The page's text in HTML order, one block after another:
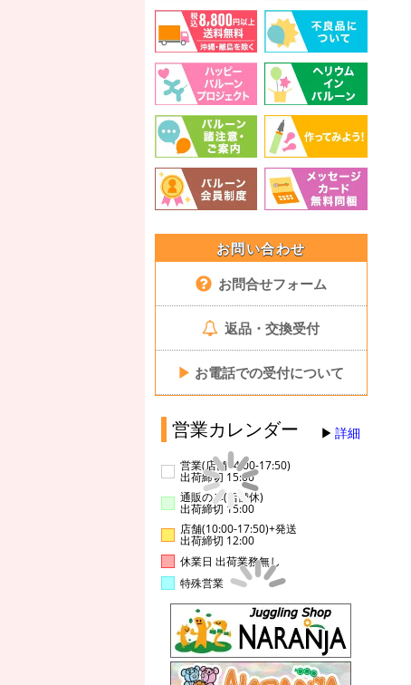
お問い合わせ
お問合せフォーム
返品・交換受付
▶ お電話での受付について
営業カレンダー 詳細
営業(店舗14:00-17:50)
出荷締切 15:00
通販のみ(店舗休)
出荷締切 15:00
店舗(10:00-17:50)+発送
出荷締切 12:00
休業日 出荷業務無し
特殊営業